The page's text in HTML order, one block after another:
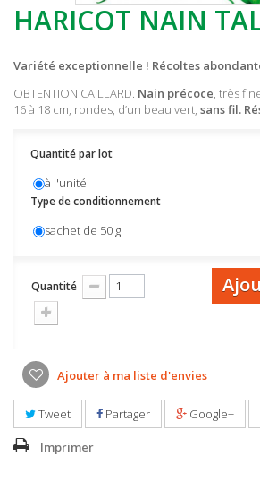
HARICOT NAIN
Variété exceptionnelle ! Récoltes
OBTENTION CAILLARD. Nain précoce, très
16 à 18 cm, rondes, d’un beau vert, sans fil.
Quantité par lot
à l'unité
Type de conditionnement
sachet de 50 g
Quantité
Ajouter à ma liste d'envies
Tweet Partager Google+
Imprimer